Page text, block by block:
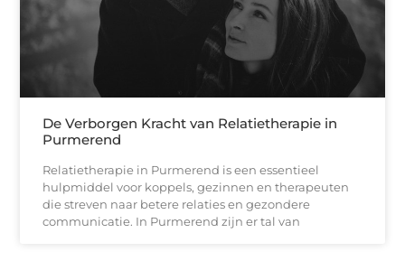
De Verborgen Kracht van Relatietherapie in
Purmerend
Relatietherapie in Purmerend is een essentieel
hulpmiddel voor koppels, gezinnen en therapeuten
die streven naar betere relaties en gezondere
communicatie. In Purmerend zijn er tal van